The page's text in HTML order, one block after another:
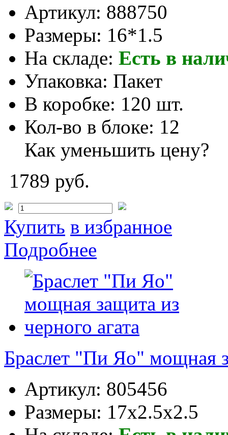
Артикул: 888750
Размеры: 16*1.5
На складе: Есть в
Упаковка: Пакет
В коробке: 120 шт.
Кол-во в блоке: 12
Как уменьшить цену?
1789 руб.
Купить в избранное
Подробнее
Браслет "Пи Яо" мощная
Артикул: 805456
Размеры: 17x2.5x2.5